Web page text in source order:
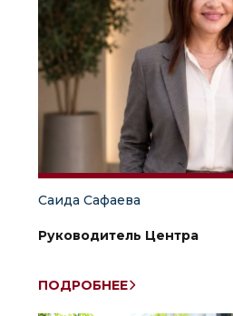
Саида Сафаева
Руководитель Центра
ПОДРОБНЕЕ